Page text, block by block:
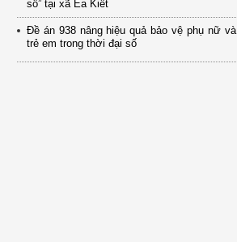
số” tại xã Ea Kiết
Đề án 938 nâng hiệu quả bảo vệ phụ nữ và
trẻ em trong thời đại số